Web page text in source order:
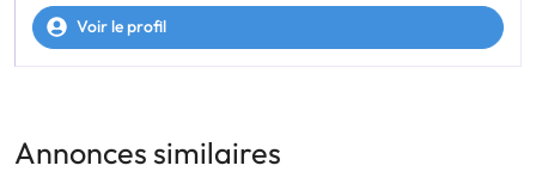
Voir le profil
Annonces similaires